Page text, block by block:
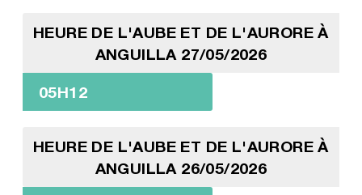
HEURE DE L'AUBE ET DE L'AURORE À
ANGUILLA 27/05/2026
05H12
HEURE DE L'AUBE ET DE L'AURORE À
ANGUILLA 26/05/2026